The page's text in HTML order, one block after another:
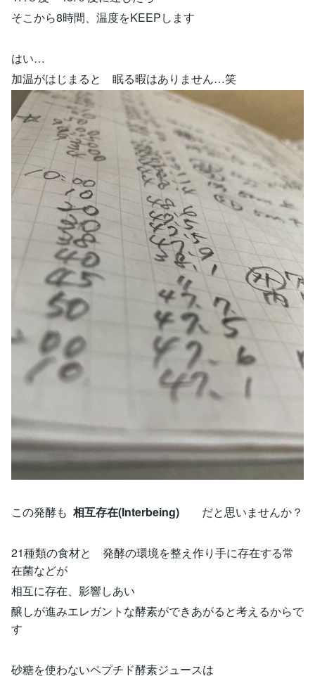
そこから8時間、温度をKEEPします
はい…
加温がはじまると 眠る暇はありません…笑
この発酵も 相互存在(Interbeing) だと思いませんか？
21種類の食材と 発酵の環境を整え作り手に存在する常
在菌などが
相互に存在、影響しあい
醸しが進みエレガントな酵素ができあがると考えるからで
す
砂糖を使わないペプチド酵素ジュースは